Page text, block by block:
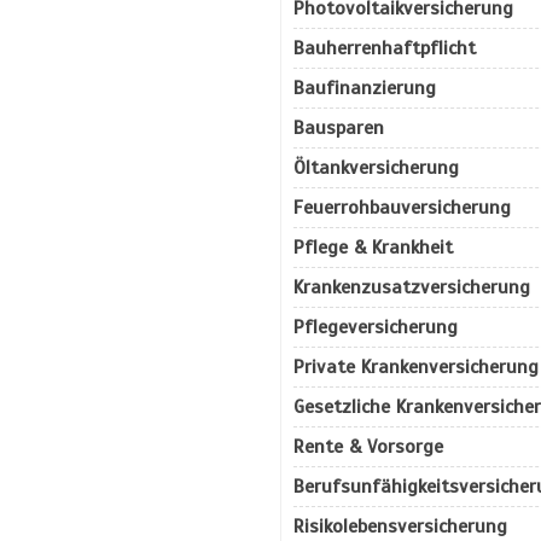
Photovoltaikversicherung
Bauherrenhaftpflicht
Baufinanzierung
Bausparen
Öltankversicherung
Feuerrohbauversicherung
Pflege & Krankheit
Krankenzusatzversicherung
Pflegeversicherung
Private Krankenversicherung
Gesetzliche
Rente & Vorsorge
Risikolebensversicherung